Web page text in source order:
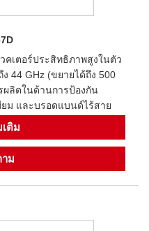
คเตอร์ประสิทธิภาพสูงในตัว
44 GHz (ขยายได้ถึง 500
ผลิตในด้านการป้องกัน
ม และบรอดแบนด์ไร้สาย
เติม
าม